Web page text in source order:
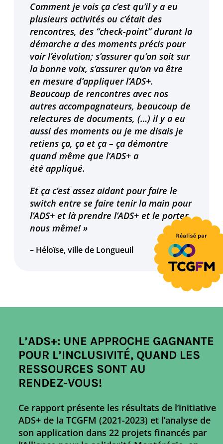
Comment je vois ça c’est qu’il y a eu
plusieurs activités ou c’était des
rencontres, des “check-point” durant la
démarche a des moments précis pour
voir l’évolution; s’assurer qu’on soit sur
la bonne voix, s’assurer qu’on va être
en mesure d’appliquer l’ADS+.
Beaucoup de rencontres avec nos
autres accompagnateurs, beaucoup de
relectures de documents, (…) il y a eu
aussi des moments ou je me disais je
retiens ça, ça et ça – ça démontre
quand même que l’ADS+ a
été appliqué.
Et ça c’est assez aidant pour faire le
switch entre se faire tenir la main pour
l’ADS+ et là prendre l’ADS+ et le porter
nous même! »
– Héloïse, ville de Longueuil
L’ADS+: UNE APPROCHE GAGNANTE
POUR L’INCLUSIVITÉ, QUAND LES
RESSOURCES SONT AU
RENDEZ‑VOUS!
Ce rapport présente les résultats de l’initiative
ADS+ de la TCGFM (2021-2023) et l’analyse de
son application dans 22 projets financés par